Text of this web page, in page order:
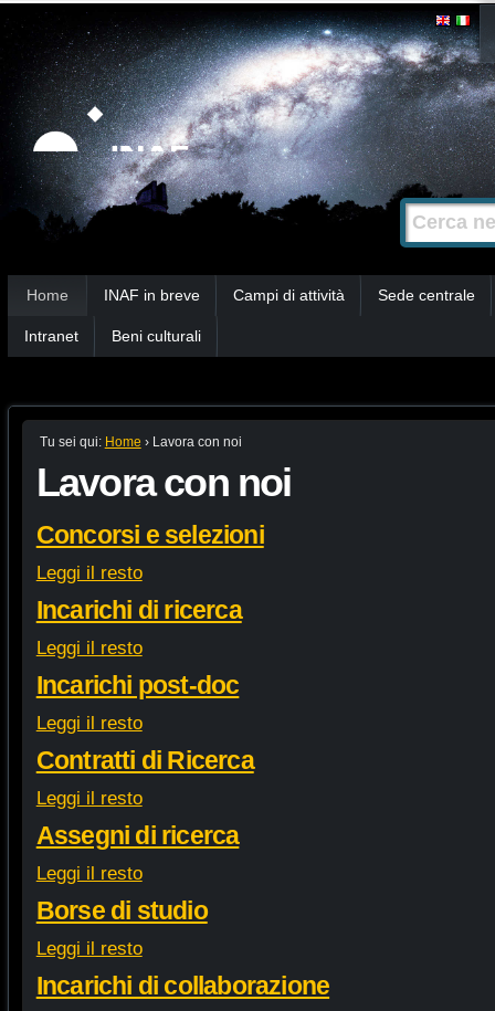
Strumenti
personali
Salta
contenuti.
|
Salta
alla
navigazione
Cerca nel
Ricerca
avanzata…
Home INAF in breve Campi di attività Sede centrale
Intranet Beni culturali
Tu sei qui: Home › Lavora con noi
Lavora con noi
Concorsi e selezioni
Leggi il resto
Incarichi di ricerca
Leggi il resto
Incarichi post-doc
Leggi il resto
Contratti di Ricerca
Leggi il resto
Assegni di ricerca
Leggi il resto
Borse di studio
Leggi il resto
Incarichi di collaborazione